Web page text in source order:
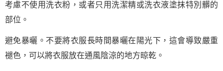
考慮不使用洗衣粉，或者只用洗潔精或洗衣液塗抹特別髒的
部位。
避免暴曬。不要將衣服長時間暴曬在陽光下，這會導致嚴重
褪色，可以將衣服放在通風陰涼的地方晾乾。